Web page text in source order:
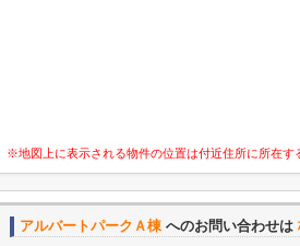
※地図上に表示される物件の位置は付近住所に所在す
アルバートパークＡ棟 へのお問い合わせは